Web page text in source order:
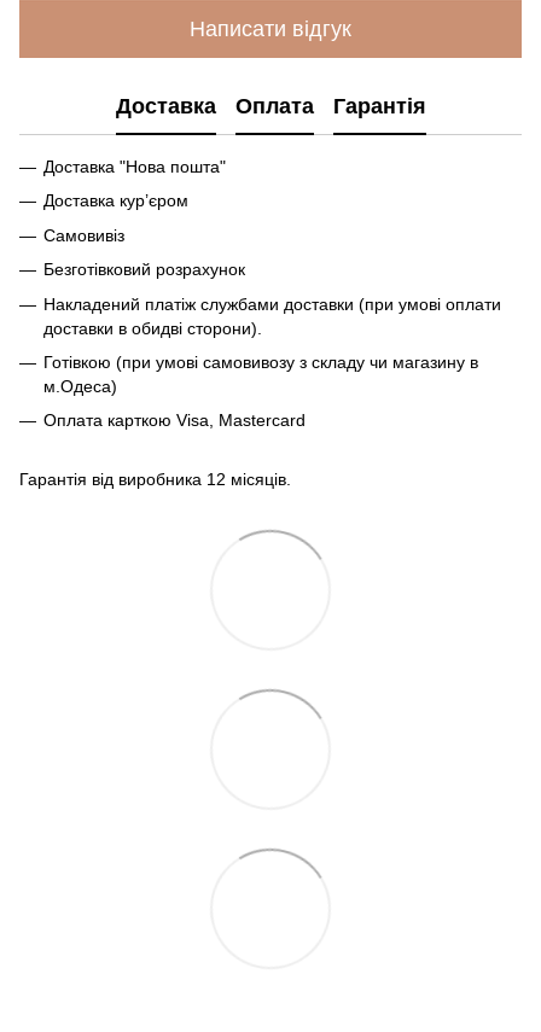
Написати відгук
Доставка Оплата Гарантія
Доставка "Нова пошта"
Доставка кур’єром
Самовивіз
Безготівковий розрахунок
Накладений платіж службами доставки (при умові оплати
доставки в обидві сторони).
Готівкою (при умові самовивозу з складу чи магазину в
м.Одеса)
Оплата карткою Visa, Mastercard
Гарантія від виробника 12 місяців.